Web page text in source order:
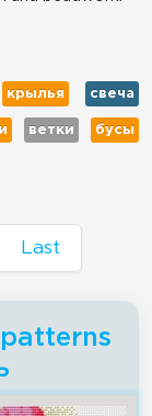
крылья свеча
ветки бусы
Last